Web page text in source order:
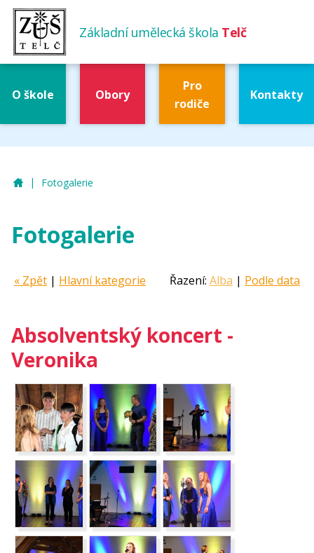
Základní umělecká škola Telč
O škole Obory
Pro
rodiče
Kontakty
ZUŠ Telč
| Fotogalerie
Fotogalerie
Řazení: Alba | Podle data
« Zpět | Hlavní kategorie
Absolventský koncert -
Veronika